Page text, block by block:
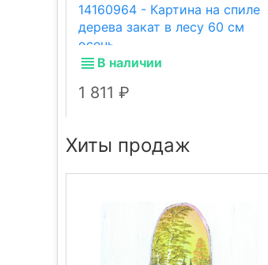
14160964 - Картина на спиле
дерева закат в лесу 60 см
осень
В наличии
1 811
Хиты продаж